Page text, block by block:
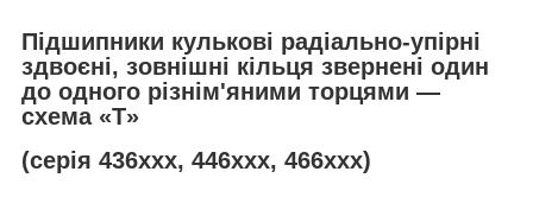
Підшипники кулькові радіально-упірні
здвоєні, зовнішні кільця звернені один
до одного різнім'яними торцями —
схема «T»
(серія 436ххх, 446ххх, 466ххх)